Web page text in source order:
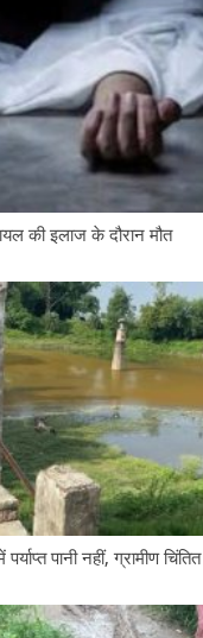
की इलाज के दौरान मौत
पानी नहीं, ग्रामीण चिंतित